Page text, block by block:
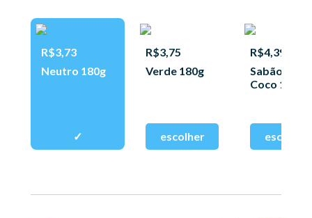
R$3,73
Neutro 180g
R$3,75
Verde 180g
R$4,39
Sabão de
Coco 180g